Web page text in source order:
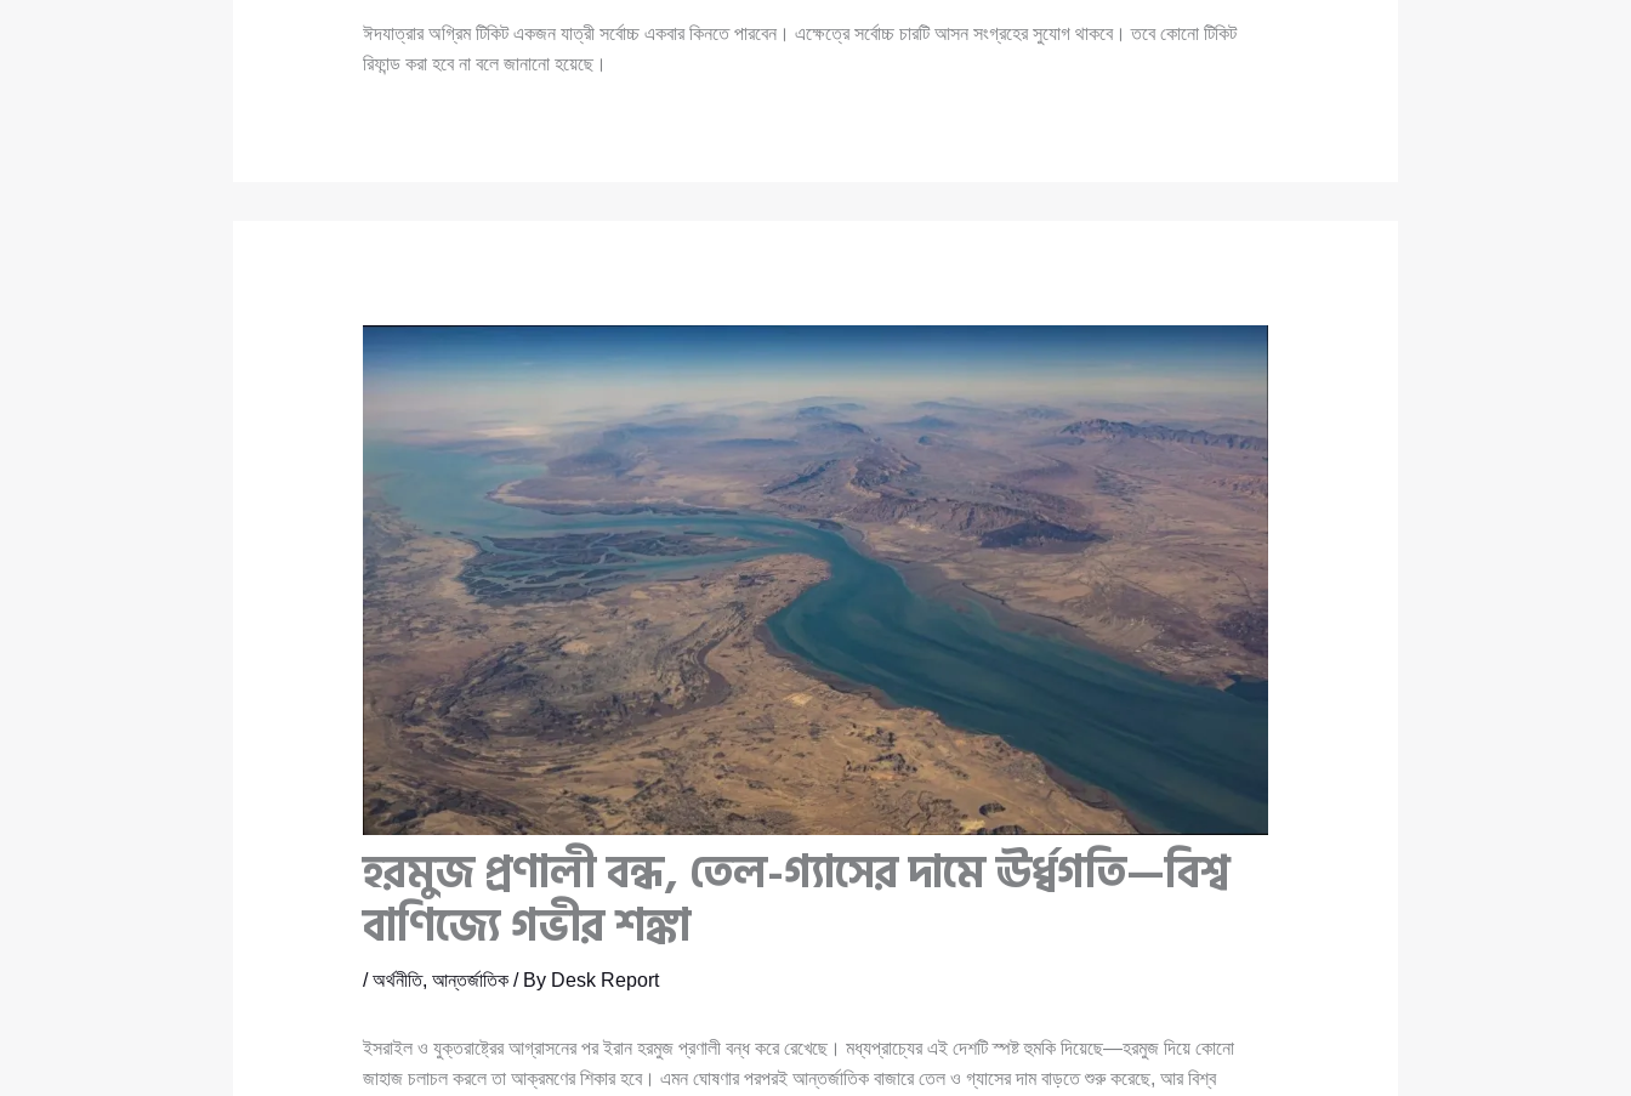
ঈদযাত্রার অগ্রিম টিকিট একজন যাত্রী সর্বোচ্চ একবার কিনতে পারবেন। এক্ষেত্রে সর্বোচ্চ চারটি আসন সংগ্রহের সুযোগ থাকবে। তবে কোনো টিকিট
রিফান্ড করা হবে না বলে জানানো হয়েছে।
হরমুজ প্রণালী বন্ধ, তেল-গ্যাসের দামে ঊর্ধ্বগতি—বিশ্ব
বাণিজ্যে গভীর শঙ্কা
/অর্থনীতি, আন্তর্জাতিক/ By Desk Report
ইসরাইল ও যুক্তরাষ্ট্রের আগ্রাসনের পর ইরান হরমুজ প্রণালী বন্ধ করে রেখেছে। মধ্যপ্রাচ্যের এই দেশটি স্পষ্ট হুমকি দিয়েছে—হরমুজ দিয়ে কোনো
জাহাজ চলাচল করলে তা আক্রমণের শিকার হবে। এমন ঘোষণার পরপরই আন্তর্জাতিক বাজারে তেল ও গ্যাসের দাম বাড়তে শুরু করেছে, আর বিশ্ব